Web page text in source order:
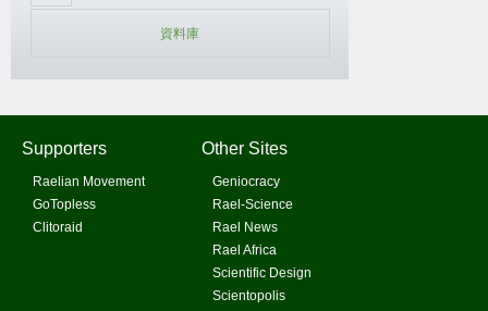
資料庫
Supporters
Raelian Movement
GoTopless
Clitoraid
Other Sites
Geniocracy
Rael-Science
Rael News
Rael Africa
Scientific Design
Scientopolis